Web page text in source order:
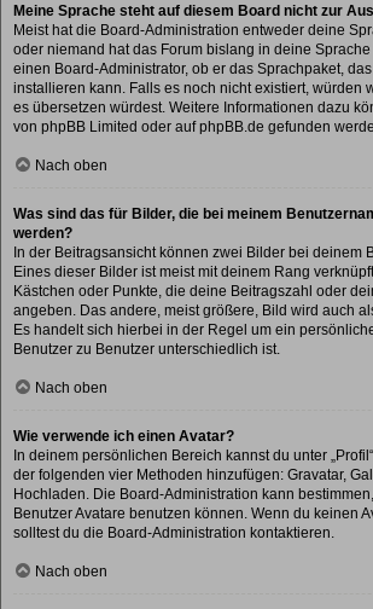
Meine Sprache steht auf diesem Board nicht zur
Meist hat die Board-Administration entweder deine
oder niemand hat das Forum bislang in deine
einen Board-Administrator, ob er das Sprachpaket,
installieren kann. Falls es noch nicht existiert, würden
es übersetzen würdest. Weitere Informationen dazu
von phpBB Limited oder aufphpBB.de gefunden
Nach oben
Was sind das für Bilder, die bei meinem
werden?
In der Beitragsansicht können zwei Bilder bei deinem
Eines dieser Bilder ist meist mit deinem Rang
Kästchen oder Punkte, die deine Beitragszahl oder
angeben. Das andere, meist größere, Bild wird auch
Es handelt sich hierbei in der Regel um ein
Benutzer zu Benutzer unterschiedlich ist.
Nach oben
Wie verwende ich einen Avatar?
In deinem persönlichen Bereich kannst du unter
der folgenden vier Methoden hinzufügen: Gravatar,
Hochladen. Die Board-Administration kann
Benutzer Avatare benutzen können. Wenn du keinen
solltest du die Board-Administration kontaktieren.
Nach oben